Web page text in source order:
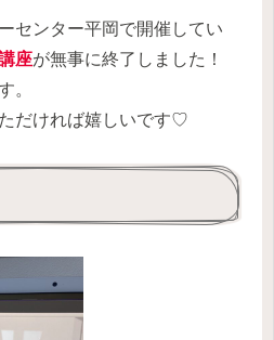
センター平岡で開催してい
座が無事に終了しました！
。
だければ嬉しいです♡